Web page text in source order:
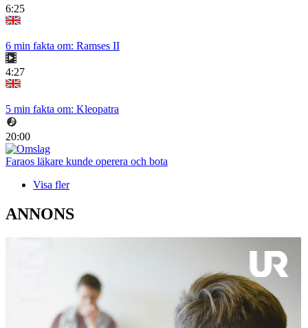
6:25
6 min fakta om: Ramses II
4:27
5 min fakta om: Kleopatra
20:00
Faraos läkare kunde operera och bota
Visa fler
ANNONS